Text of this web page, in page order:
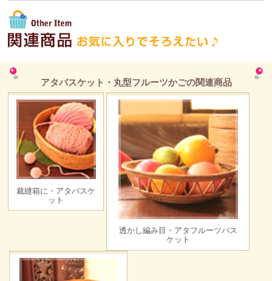
アタバスケット・丸型フルーツかごの関連商品
裁縫箱に・アタバスケ
ット
透かし編み目・アタフルーツバス
ケット